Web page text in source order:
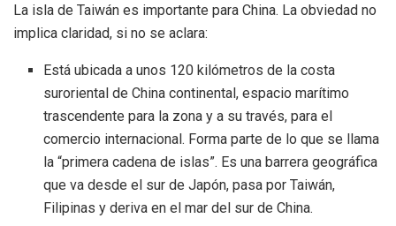
La isla de Taiwán es importante para China. La obviedad no
implica claridad, si no se aclara:
Está ubicada a unos 120 kilómetros de la costa
suroriental de China continental, espacio marítimo
trascendente para la zona y a su través, para el
comercio internacional. Forma parte de lo que se llama
la “primera cadena de islas”. Es una barrera geográfica
que va desde el sur de Japón, pasa por Taiwán,
Filipinas y deriva en el mar del sur de China.